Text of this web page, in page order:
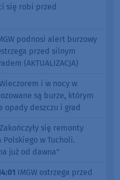
się robi przed
podnosi alert burzowy
przed silnym
(AKTUALIZACJA)
i w nocy w
są burze, którym
opady deszczu i grad
Zakończyły się remonty
w Tucholi.
już od dawna"
IMGW ostrzega przed